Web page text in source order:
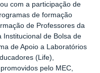
com a participação de
de formação
de Professores da
Institucional de Bolsa de
de Apoio a Laboratórios
(Life),
pelo MEC,